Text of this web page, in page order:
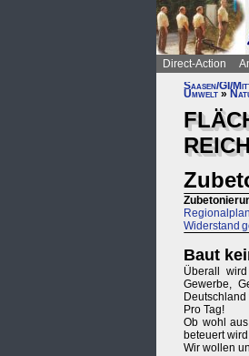
Direct-Action
Saasen/GI/
Umwelt »
Widerstand
Baut
Überall
Gewerbe,
Pro Tag!
Ob wohl
beteuert
Wir wollen